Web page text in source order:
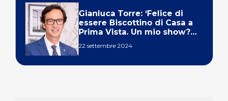
Gianluca Torre: ‘Felice di
essere Biscottino di Casa a
Prima Vista. Un mio show?
22 settembre 2024